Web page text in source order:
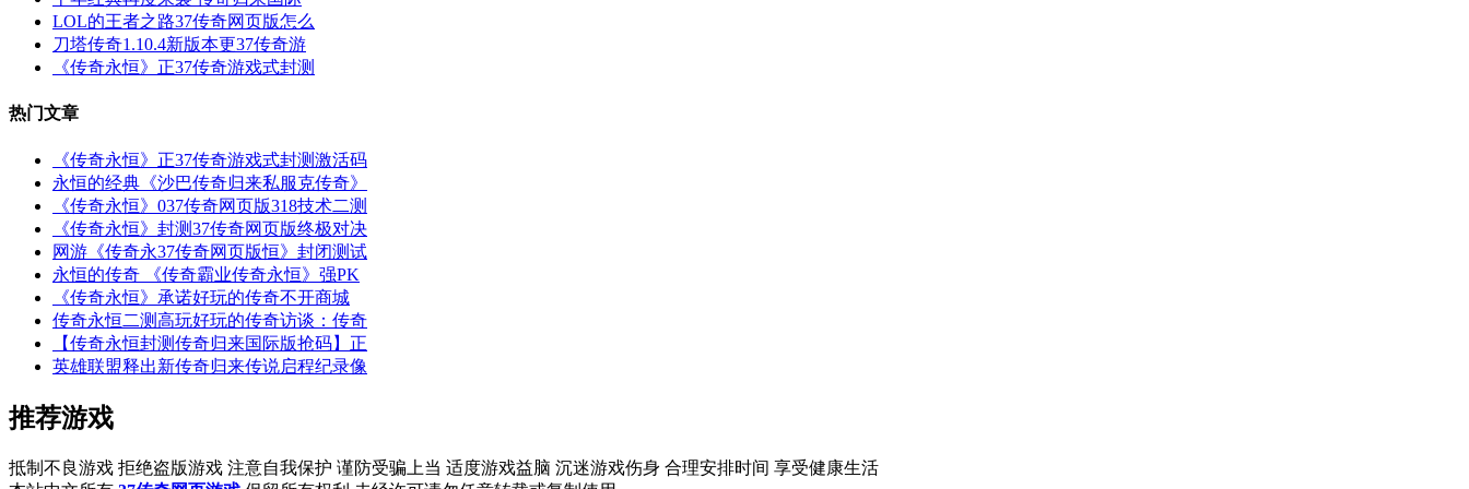
LOL的王者之路37传奇网页版怎么
刀塔传奇1.10.4新版本更37传奇游
《传奇永恒》正37传奇游戏式封测
热门文章
《传奇永恒》正37传奇游戏式封测激活码
永恒的经典《沙巴传奇归来私服克传奇》
《传奇永恒》037传奇网页版318技术二测
《传奇永恒》封测37传奇网页版终极对决
网游《传奇永37传奇网页版恒》封闭测试
永恒的传奇 《传奇霸业传奇永恒》强PK
《传奇永恒》承诺好玩的传奇不开商城
传奇永恒二测高玩好玩的传奇访谈：传奇
【传奇永恒封测传奇归来国际版抢码】正
英雄联盟释出新传奇归来传说启程纪录像
推荐游戏
抵制不良游戏 拒绝盗版游戏 注意自我保护 谨防受骗上当 适度游戏益脑 沉迷游戏伤身 合理安排时间 享受健康生活